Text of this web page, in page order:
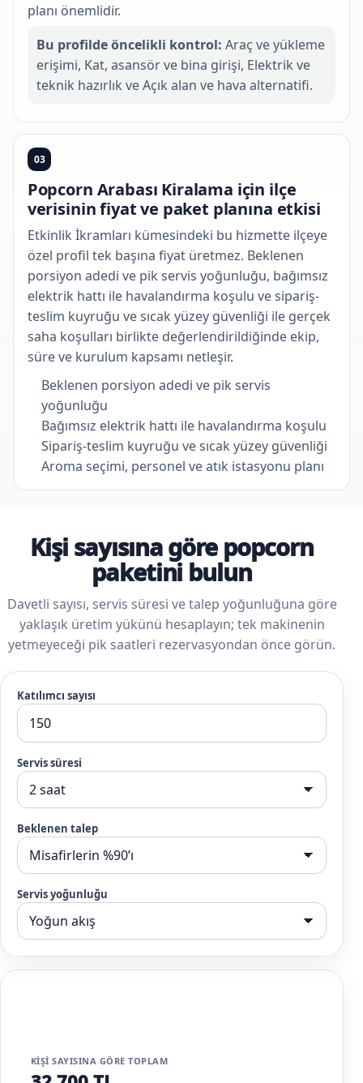
planı önemlidir.
Bu profilde öncelikli kontrol: Araç ve yükleme
erişimi, Kat, asansör ve bina girişi, Elektrik ve
teknik hazırlık ve Açık alan ve hava alternatifi.
03
Popcorn Arabası Kiralama için ilçe
verisinin fiyat ve paket planına etkisi
Etkinlik İkramları kümesindeki bu hizmette ilçeye
özel profil tek başına fiyat üretmez. Beklenen
porsiyon adedi ve pik servis yoğunluğu, bağımsız
elektrik hattı ile havalandırma koşulu ve sipariş-
teslim kuyruğu ve sıcak yüzey güvenliği ile gerçek
saha koşulları birlikte değerlendirildiğinde ekip,
süre ve kurulum kapsamı netleşir.
Beklenen porsiyon adedi ve pik servis
yoğunluğu
Bağımsız elektrik hattı ile havalandırma koşulu
Sipariş-teslim kuyruğu ve sıcak yüzey güvenliği
Aroma seçimi, personel ve atık istasyonu planı
Kişi sayısına göre popcorn
paketini bulun
Davetli sayısı, servis süresi ve talep yoğunluğuna göre
yaklaşık üretim yükünü hesaplayın; tek makinenin
yetmeyeceği pik saatleri rezervasyondan önce görün.
Katılımcı sayısı
Servis süresi
Beklenen talep
Servis yoğunluğu
KIŞI SAYISINA GÖRE TOPLAM